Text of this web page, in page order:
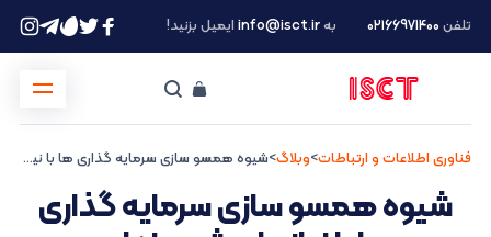
تلفن ۰۲۱66971400 بهinfo@isct.irایمیل بزنید!
فناوری اطلاعات و ارتباطات>وبلاگ> شیوه همسو سازی سرمایه گذاری ها با نیازهای شهروندان
شیوه همسو سازی سرمایه گذاری